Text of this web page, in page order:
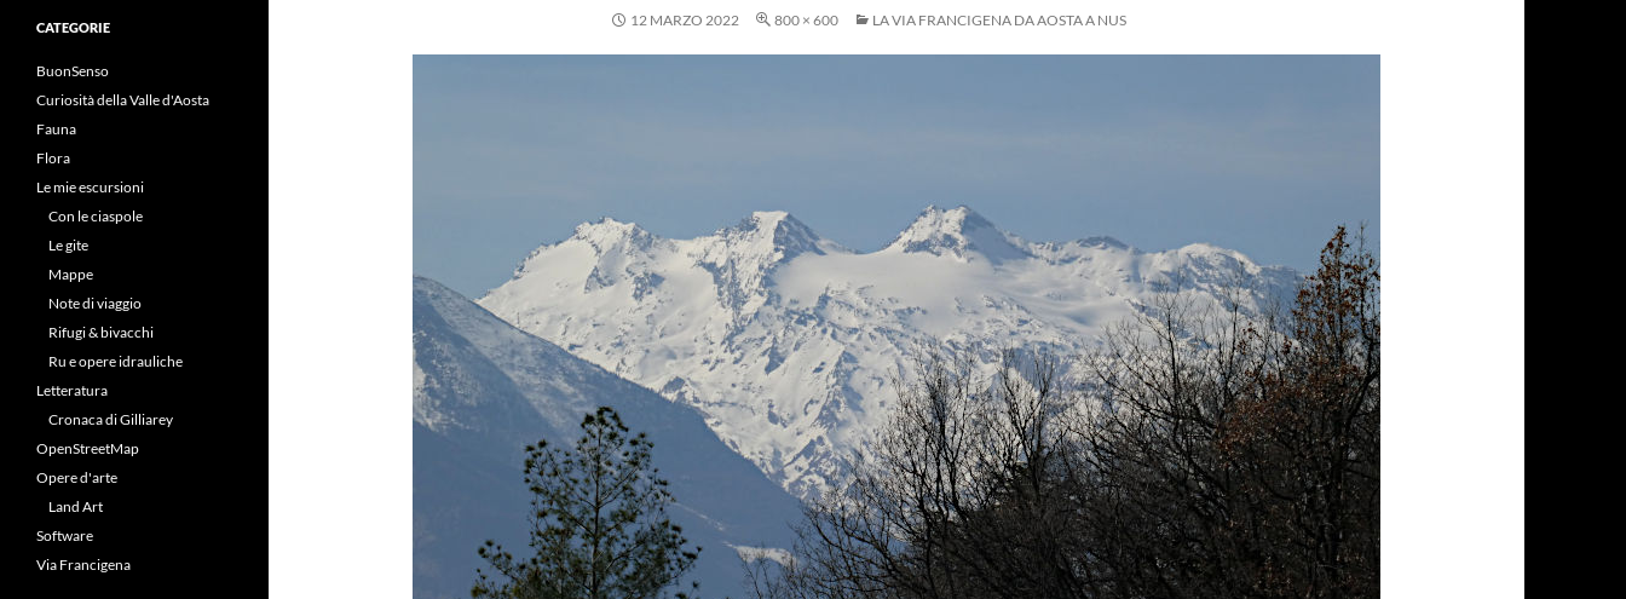
12 MARZO 2022 800 × 600 LA VIA FRANCIGENA DA AOSTA A NUS
CATEGORIE
BuonSenso
Curiosità della Valle d'Aosta
Fauna
Flora
Le mie escursioni
Con le ciaspole
Le gite
Mappe
Note di viaggio
Rifugi & bivacchi
Ru e opere idrauliche
Letteratura
Cronaca di Gilliarey
OpenStreetMap
Opere d'arte
Land Art
Software
Via Francigena